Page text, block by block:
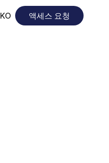
KO 액세스 요청